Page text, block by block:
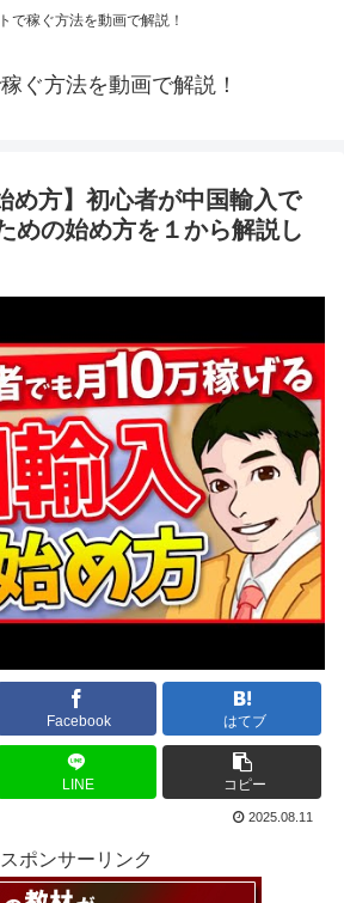
で稼ぐ方法を動画で解説！
ぐ方法を動画で解説！
め方】初心者が中国輸入で
めの始め方を１から解説し
Facebook はてブ
LINE コピー
2025.08.11
スポンサーリンク